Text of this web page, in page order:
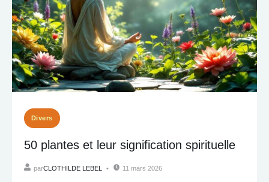
Divers
50 plantes et leur signification spirituelle
parCLOTHILDE LEBEL 11 mars 2026